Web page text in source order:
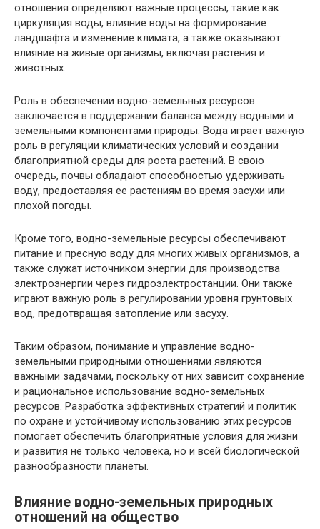
отношения определяют важные процессы, такие как
циркуляция воды, влияние воды на формирование
ландшафта и изменение климата, а также оказывают
влияние на живые организмы, включая растения и
животных.
Роль в обеспечении водно-земельных ресурсов
заключается в поддержании баланса между водными и
земельными компонентами природы. Вода играет важную
роль в регуляции климатических условий и создании
благоприятной среды для роста растений. В свою
очередь, почвы обладают способностью удерживать
воду, предоставляя ее растениям во время засухи или
плохой погоды.
Кроме того, водно-земельные ресурсы обеспечивают
питание и пресную воду для многих живых организмов, а
также служат источником энергии для производства
электроэнергии через гидроэлектростанции. Они также
играют важную роль в регулировании уровня грунтовых
вод, предотвращая затопление или засуху.
Таким образом, понимание и управление водно-
земельными природными отношениями являются
важными задачами, поскольку от них зависит сохранение
и рациональное использование водно-земельных
ресурсов. Разработка эффективных стратегий и политик
по охране и устойчивому использованию этих ресурсов
помогает обеспечить благоприятные условия для жизни
и развития не только человека, но и всей биологической
разнообразности планеты.
Влияние водно-земельных природных
отношений на общество